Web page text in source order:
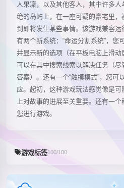
人果凜，以及其他客人，其中许多
绝的岛屿上，在一座可疑的豪宅里
到即将发生某些事情。该游戏兼容
有两个新系统：“命运分割系统”，您
并显示新的选项（在平板电脑上滑动
可以在其中搜索线索以解决任务（
答案）。还有一个“触摸模式”，您可
应。起初，这种游戏玩法感觉像是
上对故事的进展至关重要。还有一
您进行游戏。
游戏标签100/100